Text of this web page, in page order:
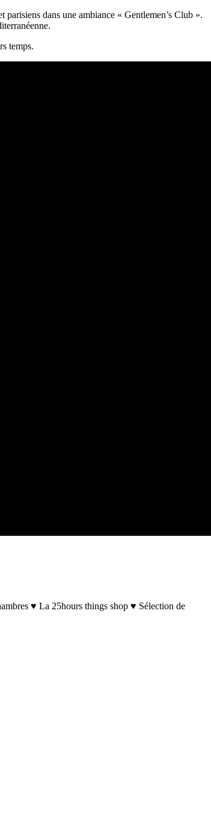
dans une ambiance « Gentlemen’s Club ».
temps.
♥ La 25hours things shop ♥ Sélection de